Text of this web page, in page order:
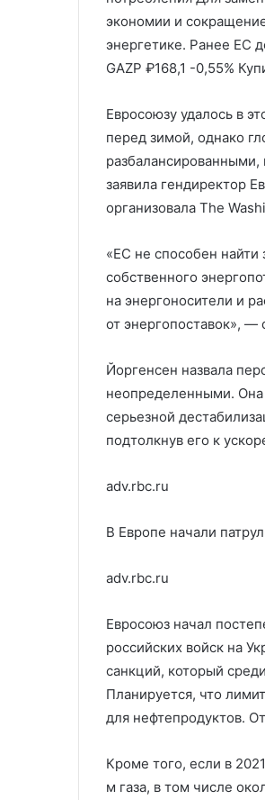
экономии и
энергетике. Ранее ЕС
GAZP ₽168,1 -0,55%
Евросоюзу удалось в
перед зимой, однако
заявила гендиректор
организовала The
«ЕС не способен найти
собственного
на энергоносители и
от энергопоставок», —
Йоргенсен назвала
неопределенными. Она
серьезной
подтолкнув его к
adv.rbc.ru
В Европе начали
adv.rbc.ru
Евросоюз начал
российских войск на
санкций, который
Планируется, что
для нефтепродуктов.
Кроме того, если в
м газа, в том числе
«по-честному»